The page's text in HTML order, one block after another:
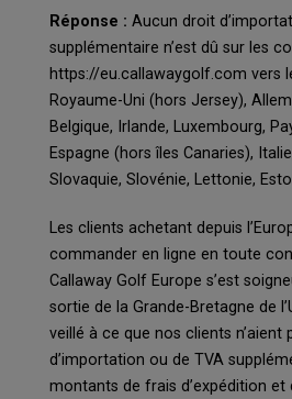
Réponse : Aucun droit
supplémentaire n’est dû sur les
https://eu.callawaygolf.com vers
Royaume-Uni (hors Jersey),
Belgique, Irlande, Luxembourg,
Espagne (hors îles Canaries),
Slovaquie, Slovénie, Lettonie,
Les clients achetant depuis
commander en ligne en toute
Callaway Golf Europe s’est
sortie de la Grande-Bretagne de
veillé à ce que nos clients n’aient
d’importation ou de TVA
montants de frais d’expédition et